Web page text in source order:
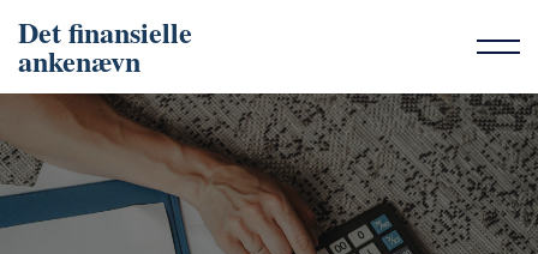
Det finansielle
ankenævn